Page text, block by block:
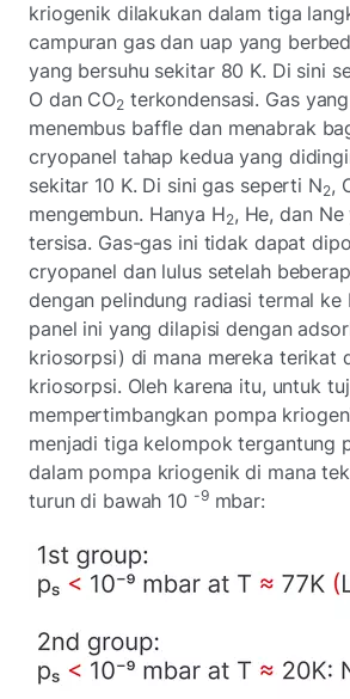
kriogenik dilakukan dalam tiga
campuran gas dan uap yang
yang bersuhu sekitar 80 K. Di sini
O dan CO2terkondensasi. Gas
menembus baffle dan menabrak
cryopanel tahap kedua yang
sekitar 10 K. Di sini gas seperti N2,
mengembun. Hanya H2, He, dan
tersisa. Gas-gas ini tidak dapat
cryopanel dan lulus setelah
dengan pelindung radiasi termal ke
panel ini yang dilapisi dengan
kriosorpsi) di mana mereka terikat
kriosorpsi. Oleh karena itu, untuk
mempertimbangkan pompa
menjadi tiga kelompok tergantung
dalam pompa kriogenik di mana
turun di bawah 10 -9mbar: